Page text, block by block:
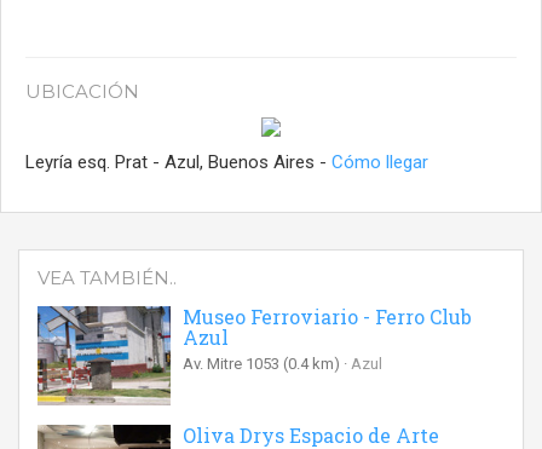
UBICACIÓN
Leyría esq. Prat - Azul, Buenos Aires - Cómo llegar
VEA TAMBIÉN..
Museo Ferroviario - Ferro Club
Azul
Av. Mitre 1053 (0.4 km) Azul
Oliva Drys Espacio de Arte